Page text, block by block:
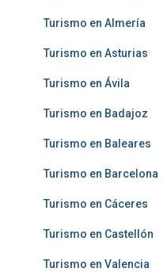
Turismo en Almería
Turismo en Asturias
Turismo en Ávila
Turismo en Badajoz
Turismo en Baleares
Turismo en Barcelona
Turismo en Cáceres
Turismo en Castellón
Turismo en Valencia